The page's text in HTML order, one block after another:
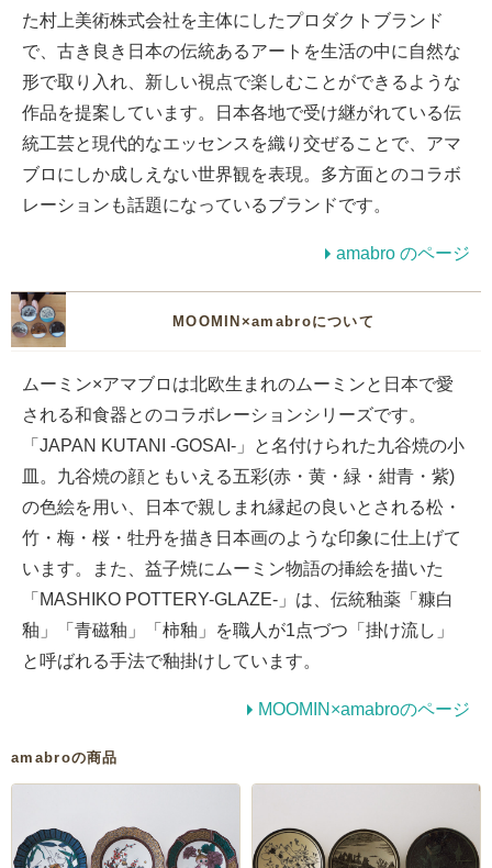
た村上美術株式会社を主体にしたプロダクトブランド
で、古き良き日本の伝統あるアートを生活の中に自然な
形で取り入れ、新しい視点で楽しむことができるような
作品を提案しています。日本各地で受け継がれている伝
統工芸と現代的なエッセンスを織り交ぜることで、アマ
ブロにしか成しえない世界観を表現。多方面とのコラボ
レーションも話題になっているブランドです。
amabro のページ
MOOMIN×amabroについて
ムーミン×アマブロは北欧生まれのムーミンと日本で愛
される和食器とのコラボレーションシリーズです。
「JAPAN KUTANI -GOSAI-」と名付けられた九谷焼の小
皿。九谷焼の顔ともいえる五彩(赤・黄・緑・紺青・紫)
の色絵を用い、日本で親しまれ縁起の良いとされる松・
竹・梅・桜・牡丹を描き日本画のような印象に仕上げて
います。また、益子焼にムーミン物語の挿絵を描いた
「MASHIKO POTTERY-GLAZE-」は、伝統釉薬「糠白
釉」「青磁釉」「柿釉」を職人が1点づつ「掛け流し」
と呼ばれる手法で釉掛けしています。
MOOMIN×amabroのページ
amabroの商品